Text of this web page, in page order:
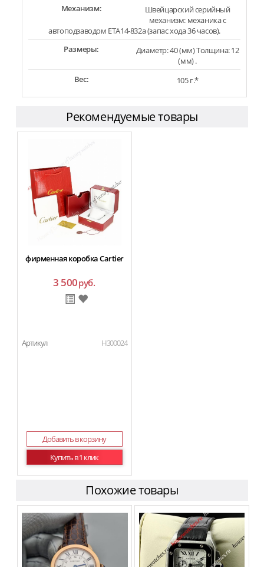
Механизм:
Швейцарский серийный
механизм: механика с
автоподзаводом ETA14-832a (запас хода 36 часов).
Размеры:
Диаметр: 40 (мм) Толщина: 12
(мм) .
Вес:
105 г.*
Рекомендуемые товары
фирменная коробка Cartier
3 500руб.
Артикул H300024
Добавить в корзину
Купить в 1 клик
Похожие товары